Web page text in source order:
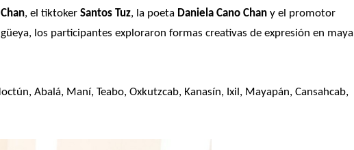
, el tiktoker Santos Tuz, la poeta Daniela Cano Chan y el promotor
los participantes exploraron formas creativas de expresión en maya
Abalá, Maní, Teabo, Oxkutzcab, Kanasín, Ixil, Mayapán, Cansahcab,